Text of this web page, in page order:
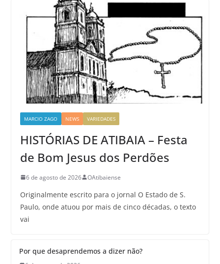
MARCIO ZAGO NEWS VARIEDADES
HISTÓRIAS DE ATIBAIA – Festa
de Bom Jesus dos Perdões
6 de agosto de 2026 OAtibaiense
Originalmente escrito para o jornal O Estado de S.
Paulo, onde atuou por mais de cinco décadas, o texto
vai
Por que desaprendemos a dizer não?